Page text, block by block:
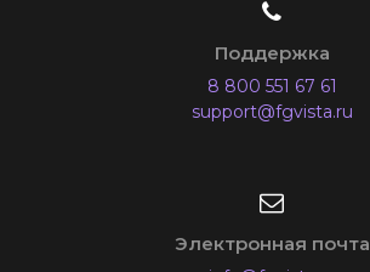
Поддержка
8 800 551 67 61
support@fgvista.ru
Электронная почта